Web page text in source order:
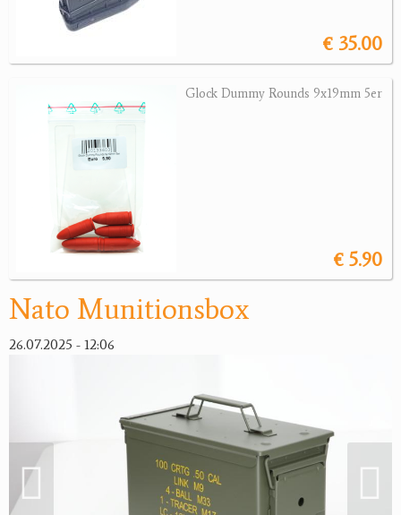
Zubehör
Bücher, Videos
Reviereinrichtungen
€ 35.00
Glock Dummy Rounds 9x19mm 5er
€ 5.90
Nato Munitionsbox
26.07.2025 - 12:06